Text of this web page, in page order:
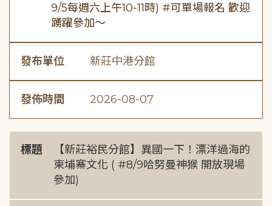
9/5每週六上午10-11時) #可單場報名 歡迎
踴躍參加～
發布單位 新莊中港分館
發佈時間 2026-08-07
標題
【新莊裕民分館】異國一下！漂洋過海的
柬埔寨文化 ( #8/9哈努曼神猴 開放現場
參加)